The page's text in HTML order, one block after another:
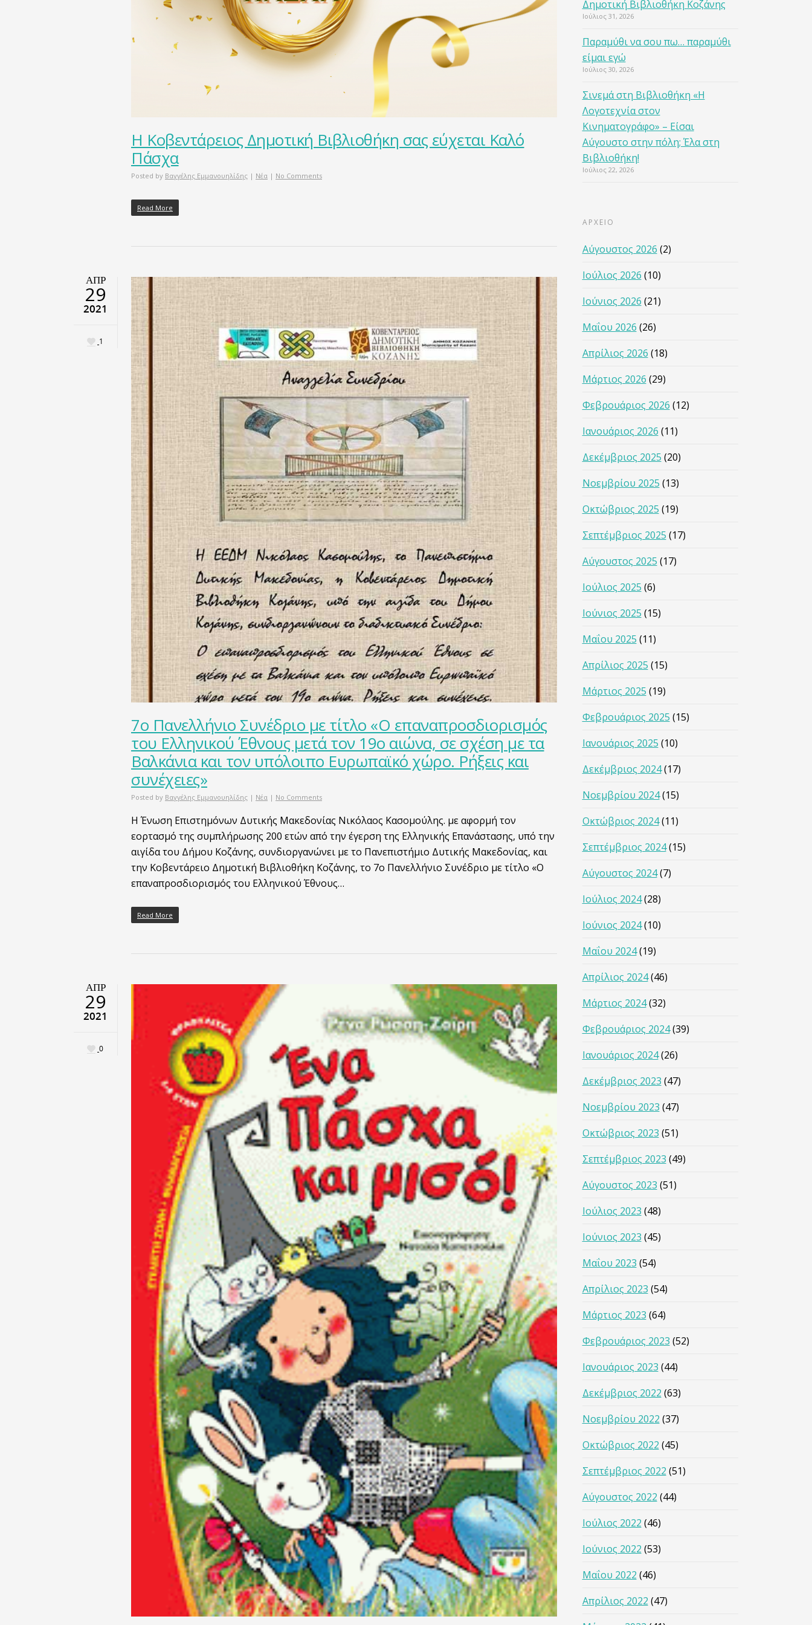
Η Κοβεντάρειος Δημοτική Βιβλιοθήκη σας εύχεται Καλό
Πάσχα
Posted by Βαγγέλης Εμμανουηλίδης | Νέα | No Comments
Read More
ΑΠΡ
29
2021
1
7ο Πανελλήνιο Συνέδριο με τίτλο «Ο επαναπροσδιορισμός
του Ελληνικού Έθνους μετά τον 19ο αιώνα, σε σχέση με τα
Βαλκάνια και τον υπόλοιπο Ευρωπαϊκό χώρο. Ρήξεις και
συνέχειες»
Posted by Βαγγέλης Εμμανουηλίδης | Νέα | No Comments
Η Ένωση Επιστημόνων Δυτικής Μακεδονίας Νικόλαος Κασομούλης. με αφορμή τον
εορτασμό της συμπλήρωσης 200 ετών από την έγερση της Ελληνικής Επανάστασης, υπό την
αιγίδα του Δήμου Κοζάνης, συνδιοργανώνει με το Πανεπιστήμιο Δυτικής Μακεδονίας, και
την Κοβεντάρειο Δημοτική Βιβλιοθήκη Κοζάνης, το 7ο Πανελλήνιο Συνέδριο με τίτλο «Ο
επαναπροσδιορισμός του Ελληνικού Έθνους…
Read More
ΑΠΡ
29
2021
0
Δημοτική Βιβλιοθήκη Κοζάνης
Ιούλιος 31, 2026
Παραμύθι να σου πω… παραμύθι
είμαι εγώ
Ιούλιος 30, 2026
Σινεμά στη Βιβλιοθήκη «Η
Λογοτεχνία στον
Κινηματογράφο» – Είσαι
Αύγουστο στην πόλη; Έλα στη
Βιβλιοθήκη!
Ιούλιος 22, 2026
ΑΡΧΕΙΟ
Αύγουστος 2026 (2)
Ιούλιος 2026 (10)
Ιούνιος 2026 (21)
Μαΐου 2026 (26)
Απρίλιος 2026 (18)
Μάρτιος 2026 (29)
Φεβρουάριος 2026 (12)
Ιανουάριος 2026 (11)
Δεκέμβριος 2025 (20)
Νοεμβρίου 2025 (13)
Οκτώβριος 2025 (19)
Σεπτέμβριος 2025 (17)
Αύγουστος 2025 (17)
Ιούλιος 2025 (6)
Ιούνιος 2025 (15)
Μαΐου 2025 (11)
Απρίλιος 2025 (15)
Μάρτιος 2025 (19)
Φεβρουάριος 2025 (15)
Ιανουάριος 2025 (10)
Δεκέμβριος 2024(17)
Νοεμβρίου 2024(15)
Οκτώβριος 2024(11)
Σεπτέμβριος 2024(15)
Αύγουστος 2024(7)
Ιούλιος 2024(28)
Ιούνιος 2024(10)
Μαΐου 2024(19)
Απρίλιος 2024(46)
Μάρτιος 2024(32)
Φεβρουάριος 2024(39)
Ιανουάριος 2024(26)
Δεκέμβριος 2023 (47)
Νοεμβρίου 2023 (47)
Οκτώβριος 2023 (51)
Σεπτέμβριος 2023 (49)
Αύγουστος 2023 (51)
Ιούλιος 2023 (48)
Ιούνιος 2023 (45)
Μαΐου 2023 (54)
Απρίλιος 2023 (54)
Μάρτιος 2023 (64)
Φεβρουάριος 2023 (52)
Ιανουάριος 2023 (44)
Δεκέμβριος 2022 (63)
Νοεμβρίου 2022 (37)
Οκτώβριος 2022 (45)
Σεπτέμβριος 2022 (51)
Αύγουστος 2022 (44)
Ιούλιος 2022 (46)
Ιούνιος 2022 (53)
Μαΐου 2022 (46)
Απρίλιος 2022 (47)